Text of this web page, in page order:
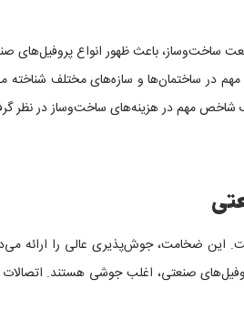
ساخت‌وساز، باعث ظهور انواع پروفیل‌های
مهم در ساختمان‌ها و سازه‌های مختلف
مهم در هزینه‌های ساخت‌وساز در نظر
این ضخامت، جوش‌پذیری عالی را ارائه
صنعتی، اغلب جوشی هستند. اتصالات